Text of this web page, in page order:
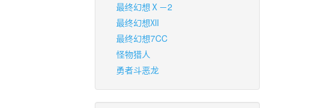
最终幻想Ⅹ－2
最终幻想Ⅻ
最终幻想7CC
怪物猎人
勇者斗恶龙